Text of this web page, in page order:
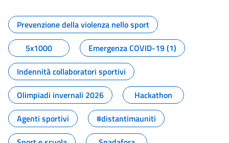
Tutti i contenuti della pagina
Prevenzione della violenza nello sport
5x1000
Emergenza COVID-19 (1)
Indennità collaboratori sportivi
Olimpiadi invernali 2026
Hackathon
Agenti sportivi
#distantimauniti